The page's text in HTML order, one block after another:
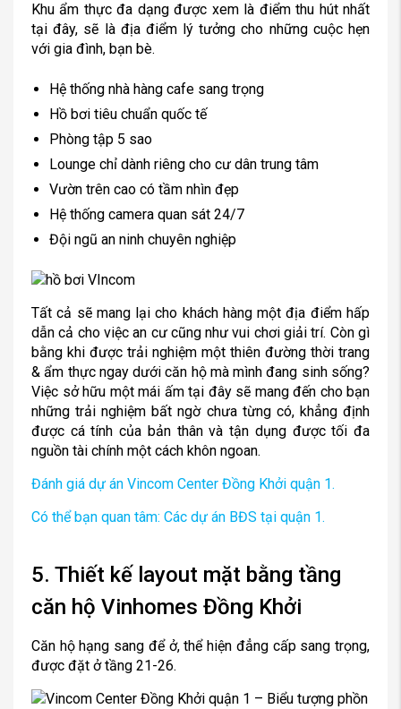
Khu ẩm thực đa dạng được xem là điểm thu hút nhất
tại đây, sẽ là địa điểm lý tưởng cho những cuộc hẹn
với gia đình, bạn bè.
Hệ thống nhà hàng cafe sang trọng
Hồ bơi tiêu chuẩn quốc tế
Phòng tập 5 sao
Lounge chỉ dành riêng cho cư dân trung tâm
Vườn trên cao có tầm nhìn đẹp
Hệ thống camera quan sát 24/7
Đội ngũ an ninh chuyên nghiệp
Tất cả sẽ mang lại cho khách hàng một địa điểm hấp
dẫn cả cho việc an cư cũng như vui chơi giải trí. Còn gì
bằng khi được trải nghiệm một thiên đường thời trang
& ẩm thực ngay dưới căn hộ mà mình đang sinh sống?
Việc sở hữu một mái ấm tại đây sẽ mang đến cho bạn
những trải nghiệm bất ngờ chưa từng có, khẳng định
được cá tính của bản thân và tận dụng được tối đa
nguồn tài chính một cách khôn ngoan.
Đánh giá dự án Vincom Center Đồng Khởi quận 1.
Có thể bạn quan tâm: Các dự án BĐS tại quận 1.
5. Thiết kế layout mặt bằng tầng
căn hộ Vinhomes Đồng Khởi
Căn hộ hạng sang để ở, thể hiện đẳng cấp sang trọng,
được đặt ở tầng 21-26.